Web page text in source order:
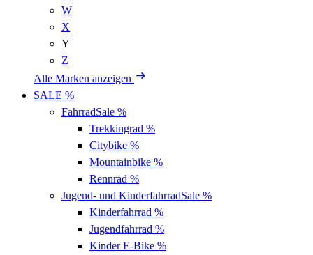
W
X
Y
Z
Alle Marken anzeigen
SALE %
FahrradSale %
Trekkingrad %
Citybike %
Mountainbike %
Rennrad %
Jugend- und KinderfahrradSale %
Kinderfahrrad %
Jugendfahrrad %
Kinder E-Bike %